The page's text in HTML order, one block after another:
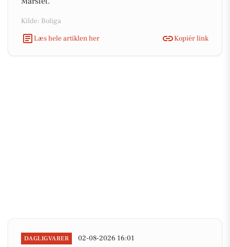
Kilde: Boliga
Læs hele artiklen her
Kopiér link
DAGLIGVARER 02-08-2026 16:01